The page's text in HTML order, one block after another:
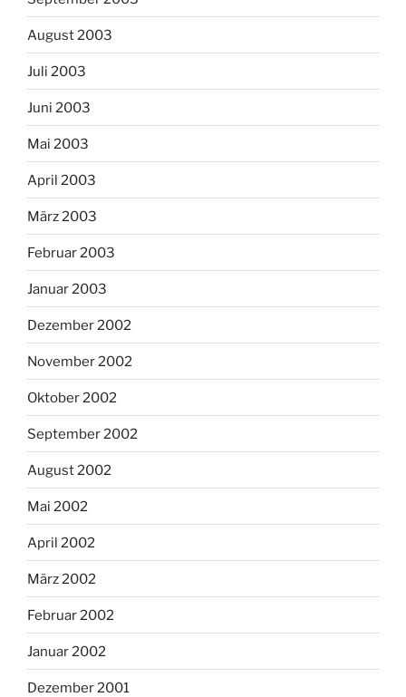
August 2003
Juli 2003
Juni 2003
Mai 2003
April 2003
März 2003
Februar 2003
Januar 2003
Dezember 2002
November 2002
Oktober 2002
September 2002
August 2002
Mai 2002
April 2002
März 2002
Februar 2002
Januar 2002
Dezember 2001